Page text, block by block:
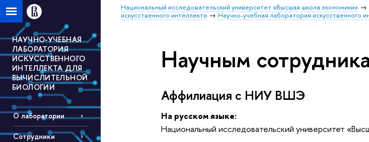
Национальный исследовательский университет «Высшая школа экономики»
искусственного интеллекта
Научно-учебная лаборатория искусственного
НАУЧНО-УЧЕБНАЯ
ЛАБОРАТОРИЯ
ИСКУССТВЕННОГО
ИНТЕЛЛЕКТА ДЛЯ
ВЫЧИСЛИТЕЛЬНОЙ
БИОЛОГИИ
О лаборатории
Сотрудники
Научным
Аффилиация с НИУ ВШЭ
На русском языке:
Национальный исследовательский университет